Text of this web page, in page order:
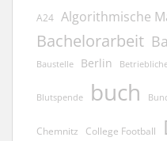
A24 Algorithmische
Bachelorarbeit
Baustelle Berlin
Blutspende buch
Chemnitz College Football